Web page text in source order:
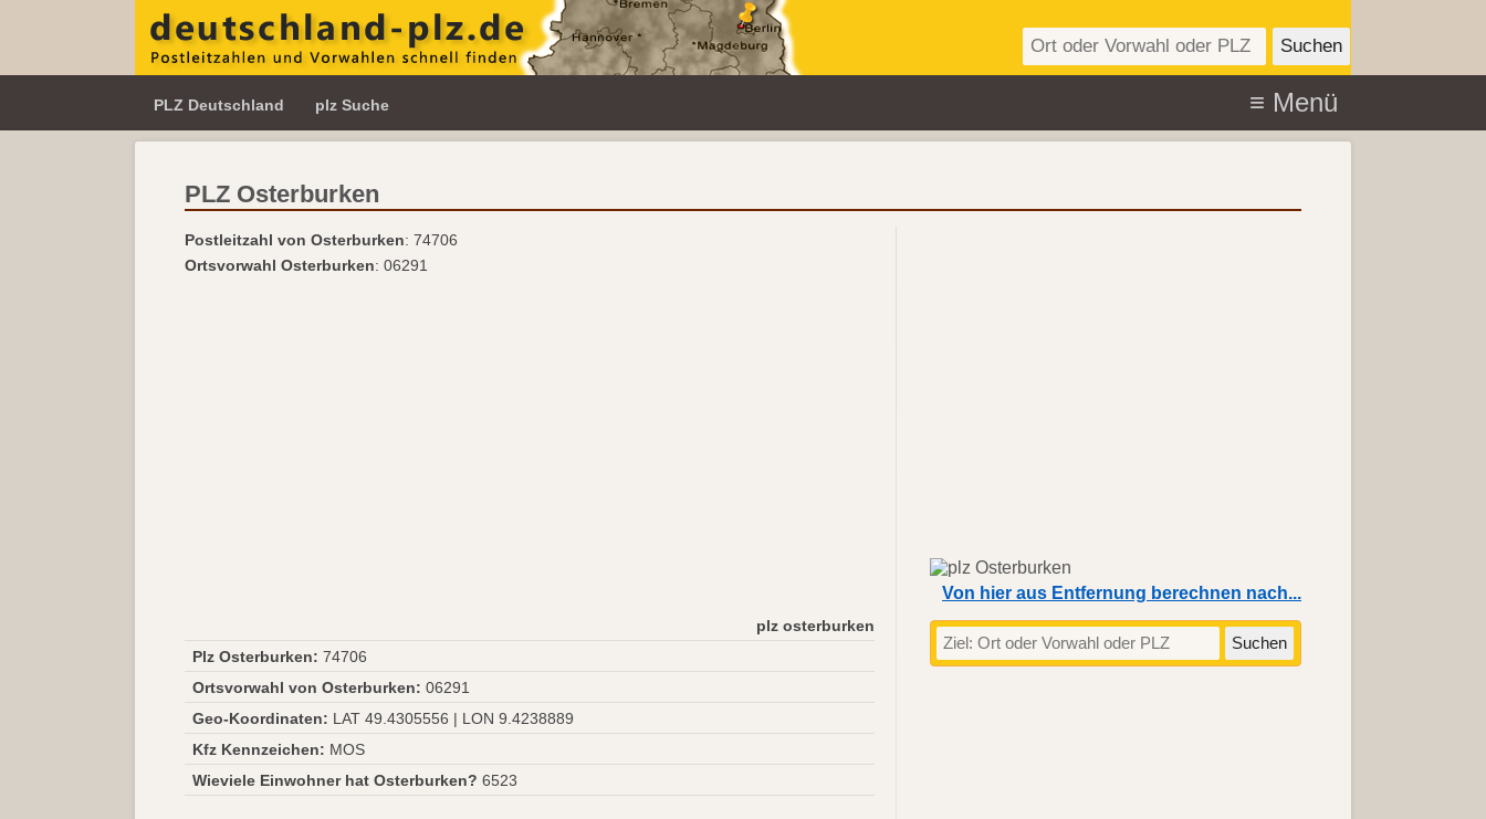
PLZ Deutschland plz Suche
PLZ Osterburken
Postleitzahl von Osterburken: 74706
Ortsvorwahl Osterburken: 06291
plz osterburken
Plz Osterburken: 74706
Ortsvorwahl von Osterburken: 06291
Geo-Koordinaten: LAT 49.4305556 | LON 9.4238889
Kfz Kennzeichen: MOS
Wieviele Einwohner hat Osterburken? 6523
Von hier aus Entfernung berechnen nach...